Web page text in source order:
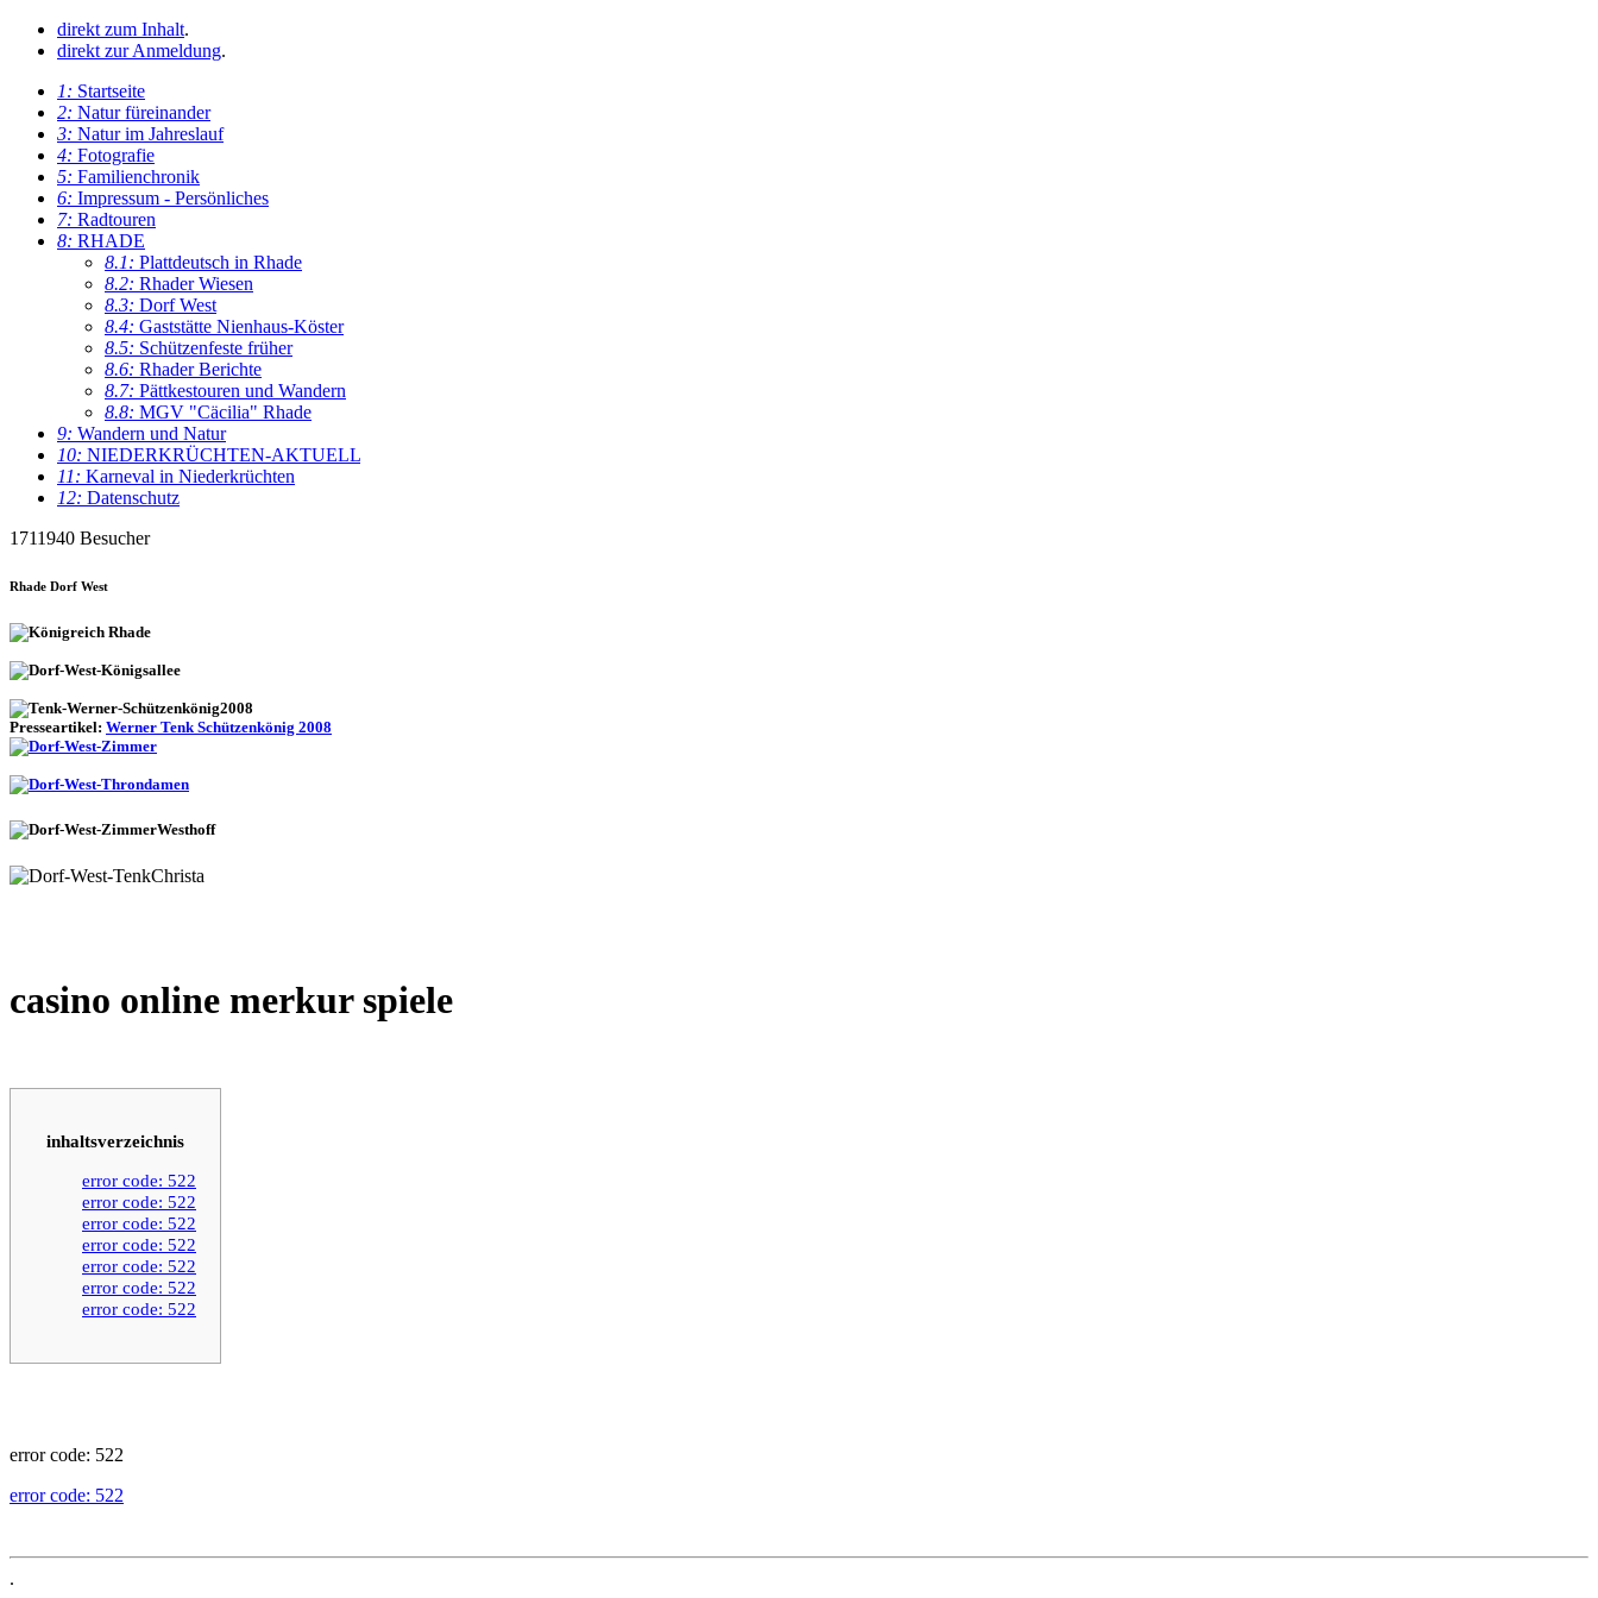
direkt zum Inhalt.
direkt zur Anmeldung.
1: Startseite
2: Natur füreinander
3: Natur im Jahreslauf
4: Fotografie
5: Familienchronik
6: Impressum - Persönliches
7: Radtouren
8: RHADE
8.1: Plattdeutsch in Rhade
8.2: Rhader Wiesen
8.3: Dorf West
8.4: Gaststätte Nienhaus-Köster
8.5: Schützenfeste früher
8.6: Rhader Berichte
8.7: Pättkestouren und Wandern
8.8: MGV "Cäcilia" Rhade
9: Wandern und Natur
10: NIEDERKRÜCHTEN-AKTUELL
11: Karneval in Niederkrüchten
12: Datenschutz
1711940 Besucher
Rhade Dorf West
Presseartikel: Werner Tenk Schützenkönig 2008
casino online merkur spiele
inhaltsverzeichnis
error code: 522
error code: 522
error code: 522
error code: 522
error code: 522
error code: 522
error code: 522
error code: 522
error code: 522
.